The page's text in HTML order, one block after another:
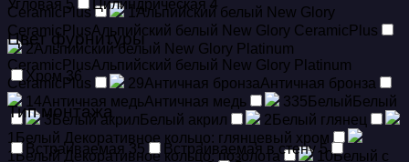
CeramicPlus
1Альпийский белый New Glory
CeramicPlusАльпийский белый New Glory CeramicPlus
2Альпийский белый New Glory Platinum
CeramicPlusАльпийский белый New Glory Platinum
CeramicPlus
29Античная бронзаАнтичная бронза
14Античная медьАнтичная медь 335 Белый Белый
3Белый акрил Белый акрил 2 Белый глянец
1 Белый Декоративное кольцо: глянцевый хром
1Белый Декоративное кольцо: позолота 10Белый с
Угловая5 Цилиндрическая4
Цвет фурнитуры
Хром36
Тип монтажа
Встраиваемая 35 Встраиваемая в стену5